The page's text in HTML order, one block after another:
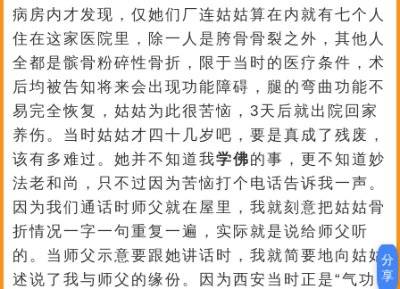
病房内才发现，仅她们厂连姑姑算在内就有七个人
住在这家医院里，除一人是胯骨骨裂之外，其他人
全都是髌骨粉碎性骨折，限于当时的医疗条件，术
后均被告知将来会出现功能障碍，腿的弯曲功能不
易完全恢复，姑姑为此很苦恼，3天后就出院回家
养伤。当时姑姑才四十几岁吧，要是真成了残废，
该有多难过。她并不知道我学佛的事，更不知道妙
法老和尚，只不过因为苦恼打个电话告诉我一声。
因为我们通话时师父就在屋里，我就刻意把姑姑骨
折情况一字一句重复一遍，实际就是说给师父听
的。当师父示意要跟她讲话时，我就简要地向姑姑
述说了我与师父的缘份。因为西安当时正是“气功
分
享